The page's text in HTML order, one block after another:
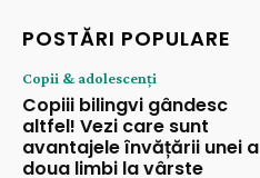
POSTĂRI POPULARE
Copii & adolescenți
Copiii bilingvi gândesc
altfel! Vezi care sunt
avantajele învățării unei a
doua limbi la vârste